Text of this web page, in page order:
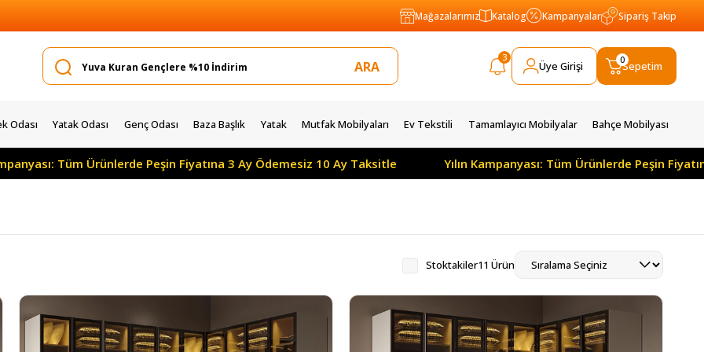
Mağazalarımız Katalog Kampanyalar Sipariş Takip
3
Üye Girişi Sepetim
0
Odası Yatak Odası Genç Odası Baza Başlık Yatak Mutfak Mobilyaları Ev Tekstili Tamamlayıcı Mobilyalar Bahçe Mobilyası
Tüm Ürünlerde Peşin Fiyatına 3 Ay Ödemesiz 10 Ay Taksitle Yılın Kampanyası: Tüm Ürünlerde Peşin Fiyatına 3
Stoktakiler11 Ürün